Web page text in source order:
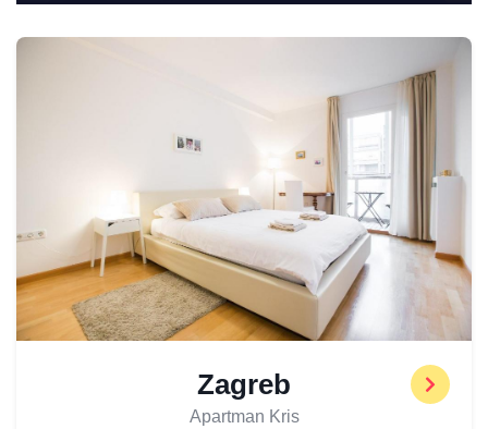
Zagreb
Apartman Kris